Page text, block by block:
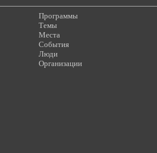
Программы
Темы
Места
События
Люди
Организации